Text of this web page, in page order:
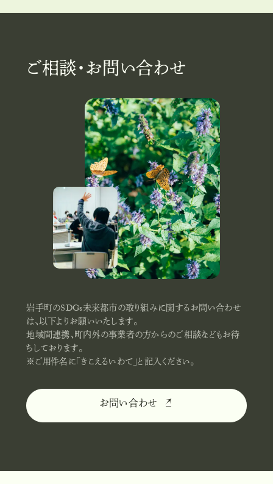
ご相談・お問い合わせ
岩手町のSDGs未来都市の取り組みに関するお問い合わせ
は、以下よりお願いいたします。
地域間連携、町内外の事業者の方からのご相談などもお待
ちしております。
※ご用件名に「きこえるいわて」と記入ください。
お問い合わせ
お問い合わせ